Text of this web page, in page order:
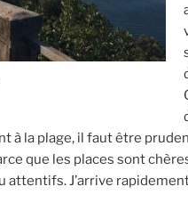
à la plage, il faut être
que les places sont
attentifs. J’arrive